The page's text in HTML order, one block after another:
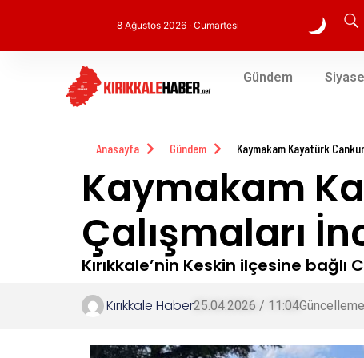
8 Ağustos 2026 · Cumartesi
Gündem
Anasayfa Gündem Kaymakam Kayatürk
Kaymakam
Çalışmaları
Kırıkkale’nin Keskin ilçesine
Kırıkkale Haber25.04.2026 / 11:04